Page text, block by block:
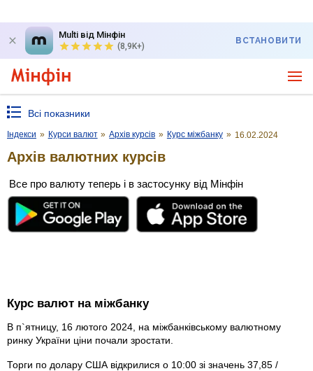
Multi від Мінфін
(8,9K+)
ВСТАНОВИТИ
Всі показники
Індекси » Курси валют » Архів курсів » Курс міжбанку » 16.02.2024
Архів валютних курсів
Все про валюту теперь і в застосунку від Мінфін
Курс валют на міжбанку
В п`ятницу, 16 лютого 2024, на міжбанківському валютному
ринку України ціни почали зростати.
Торги по долару США відкрилися о 10:00 зі значень 37,85 /